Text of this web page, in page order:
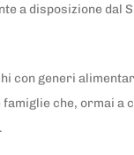
a disposizione dal
con generi
che, ormai